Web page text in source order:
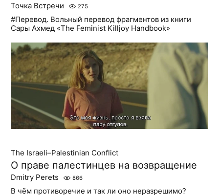
Точка Встречи 275
#Перевод. Вольный перевод фрагментов из книги
Сары Ахмед «The Feminist Killjoy Handbook»
The Israeli–Palestinian Conflict
О праве палестинцев на возвращение
Dmitry Perets 866
В чём противоречие и так ли оно неразрешимо?